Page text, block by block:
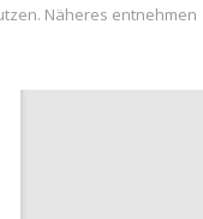
Näheres entnehmen